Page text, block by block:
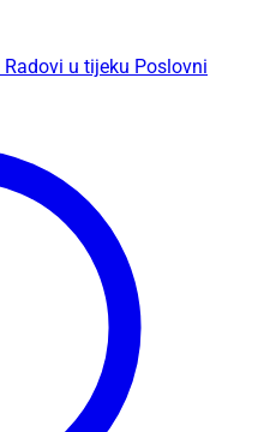
Radovi u tijeku Poslovni